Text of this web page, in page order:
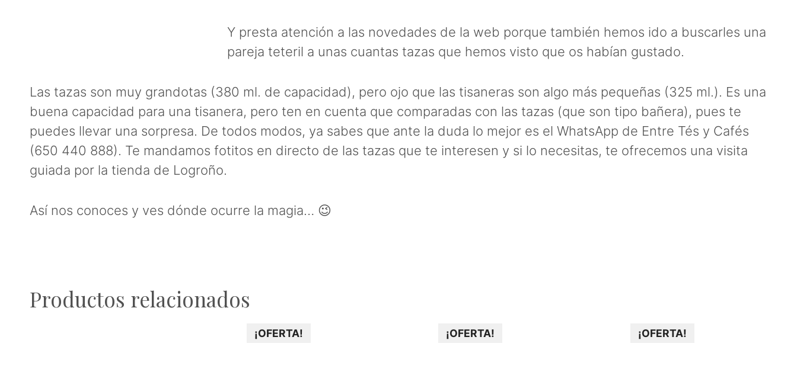
Y presta atención a las novedades de la web porque también hemos ido a buscarles una
pareja teteril a unas cuantas tazas que hemos visto que os habían gustado.
Las tazas son muy grandotas (380 ml. de capacidad), pero ojo que las tisaneras son algo más pequeñas (325 ml.). Es una
buena capacidad para una tisanera, pero ten en cuenta que comparadas con las tazas (que son tipo bañera), pues te
puedes llevar una sorpresa. De todos modos, ya sabes que ante la duda lo mejor es el WhatsApp de Entre Tés y Cafés
(650 440 888). Te mandamos fotitos en directo de las tazas que te interesen y si lo necesitas, te ofrecemos una visita
guiada por la tienda de Logroño.
Así nos conoces y ves dónde ocurre la magia… 😉
Productos relacionados
¡OFERTA! ¡OFERTA! ¡OFERTA!